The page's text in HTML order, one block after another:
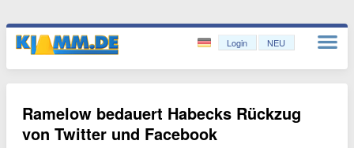
Login NEU
Ramelow bedauert Habecks Rückzug
von Twitter und Facebook